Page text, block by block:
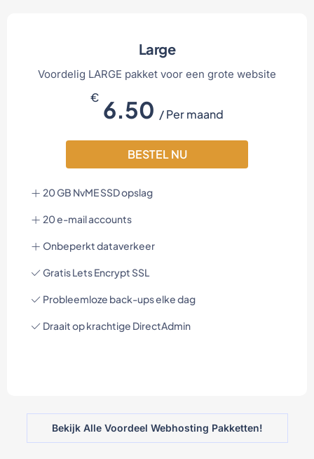
Large
Voordelig LARGE pakket voor een grote website
€ 6.50 / Per maand
BESTEL NU
20 GB NvME SSD opslag
20 e-mail accounts
Onbeperkt dataverkeer
Gratis Lets Encrypt SSL
Probleemloze back-ups elke dag
Draait op krachtige DirectAdmin
Bekijk Alle Voordeel Webhosting Pakketten!